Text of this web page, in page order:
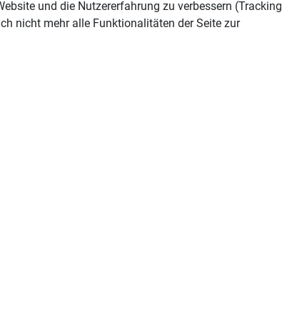
und die Nutzererfahrung zu verbessern (Tracking
nicht mehr alle Funktionalitäten der Seite zur